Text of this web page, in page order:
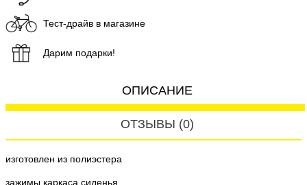
Тест-драйв в магазине
Дарим подарки!
ОПИСАНИЕ
ОТЗЫВЫ (0)
изготовлен из полиэстера
зажимы каркаса сиденья